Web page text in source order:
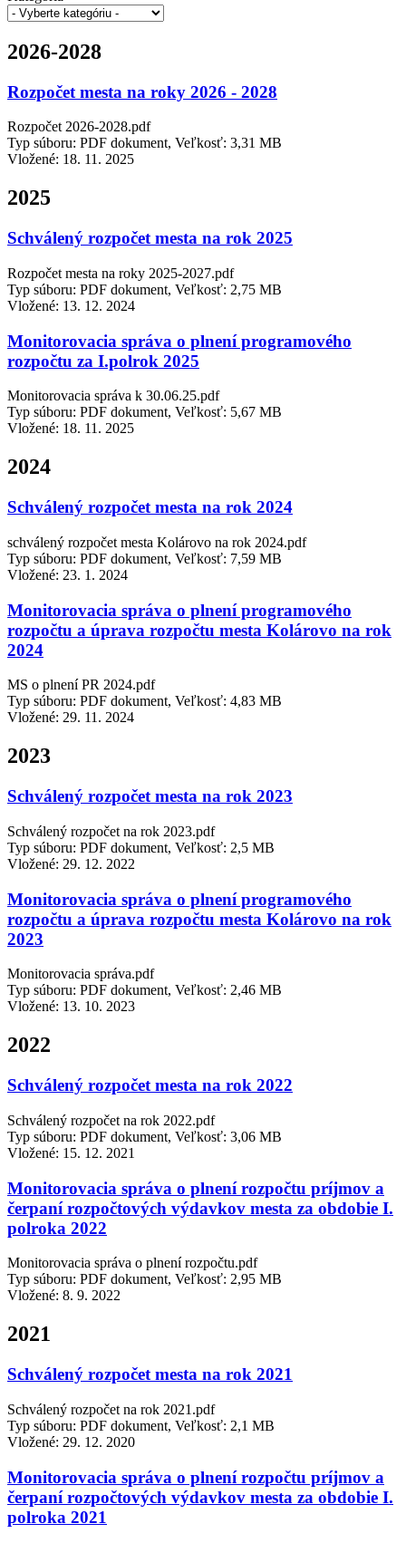
2026-2028
Rozpočet mesta na roky 2026 - 2028
Rozpočet 2026-2028.pdf
Typ súboru: PDF dokument, Veľkosť: 3,31 MB
Vložené: 18. 11. 2025
2025
Schválený rozpočet mesta na rok 2025
Rozpočet mesta na roky 2025-2027.pdf
Typ súboru: PDF dokument, Veľkosť: 2,75 MB
Vložené: 13. 12. 2024
Monitorovacia správa o plnení programového
rozpočtu za I.polrok 2025
Monitorovacia správa k 30.06.25.pdf
Typ súboru: PDF dokument, Veľkosť: 5,67 MB
Vložené: 18. 11. 2025
2024
Schválený rozpočet mesta na rok 2024
schválený rozpočet mesta Kolárovo na rok 2024.pdf
Typ súboru: PDF dokument, Veľkosť: 7,59 MB
Vložené: 23. 1. 2024
Monitorovacia správa o plnení programového
rozpočtu a úprava rozpočtu mesta Kolárovo na rok
2024
MS o plnení PR 2024.pdf
Typ súboru: PDF dokument, Veľkosť: 4,83 MB
Vložené: 29. 11. 2024
2023
Schválený rozpočet mesta na rok 2023
Schválený rozpočet na rok 2023.pdf
Typ súboru: PDF dokument, Veľkosť: 2,5 MB
Vložené: 29. 12. 2022
Monitorovacia správa o plnení programového
rozpočtu a úprava rozpočtu mesta Kolárovo na rok
2023
Monitorovacia správa.pdf
Typ súboru: PDF dokument, Veľkosť: 2,46 MB
Vložené: 13. 10. 2023
2022
Schválený rozpočet mesta na rok 2022
Schválený rozpočet na rok 2022.pdf
Typ súboru: PDF dokument, Veľkosť: 3,06 MB
Vložené: 15. 12. 2021
Monitorovacia správa o plnení rozpočtu príjmov a
čerpaní rozpočtových výdavkov mesta za obdobie I.
polroka 2022
Monitorovacia správa o plnení rozpočtu.pdf
Typ súboru: PDF dokument, Veľkosť: 2,95 MB
Vložené: 8. 9. 2022
2021
Schválený rozpočet mesta na rok 2021
Schválený rozpočet na rok 2021.pdf
Typ súboru: PDF dokument, Veľkosť: 2,1 MB
Vložené: 29. 12. 2020
Monitorovacia správa o plnení rozpočtu príjmov a
čerpaní rozpočtových výdavkov mesta za obdobie I.
polroka 2021